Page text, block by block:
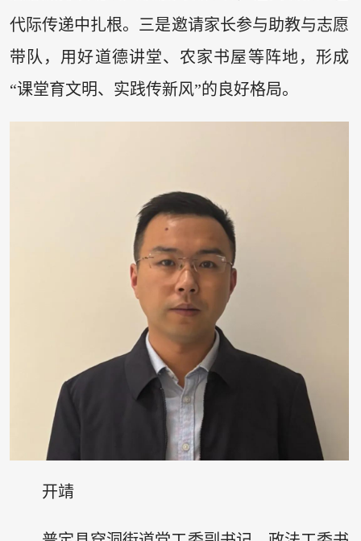
代际传递中扎根。三是邀请家长参与助教与志愿
带队，用好道德讲堂、农家书屋等阵地，形成
“课堂育文明、实践传新风”的良好格局。
开靖